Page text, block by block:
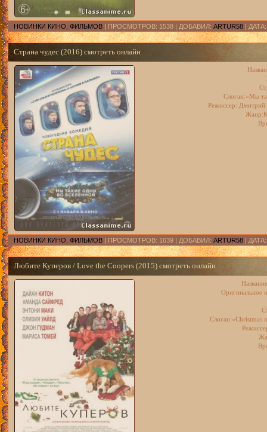
НОВИНКИ КИНО, ФИЛЬМОВ | ПРОСМОТРОВ: 1538 | ДОБАВИЛ: ARTUR58 |
Страна чудес (2016) смотреть онлайн
Слоган:«Мы
Режиссер: Дмитрий
НОВИНКИ КИНО, ФИЛЬМОВ | ПРОСМОТРОВ: 1639 | ДОБАВИЛ: ARTUR58 |
Любите Куперов / Love the Coopers (2015) смотреть онлайн
Оригинальное
Слоган:«Christmas